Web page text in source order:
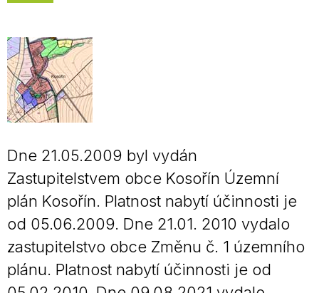
Dne 21.05.2009 byl vydán
Zastupitelstvem obce Kosořín Územní
plán Kosořín. Platnost nabytí účinnosti je
od 05.06.2009. Dne 21.01. 2010 vydalo
zastupitelstvo obce Změnu č. 1 územního
plánu. Platnost nabytí účinnosti je od